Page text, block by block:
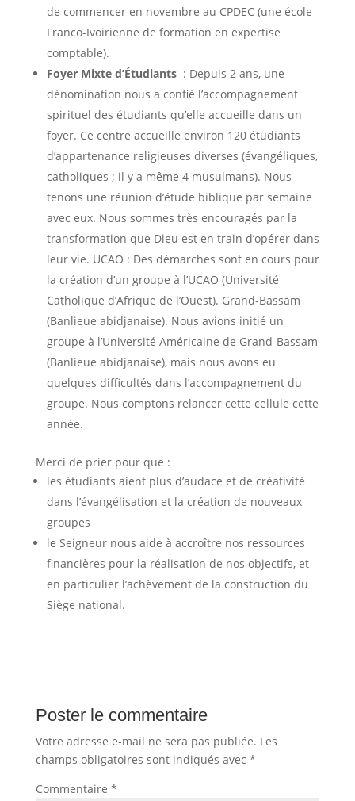
de commencer en novembre au CPDEC (une école
Franco-Ivoirienne de formation en expertise
comptable).
Foyer Mixte d’Étudiants : Depuis 2 ans, une
dénomination nous a confié l’accompagnement
spirituel des étudiants qu’elle accueille dans un
foyer. Ce centre accueille environ 120 étudiants
d’appartenance religieuses diverses (évangéliques,
catholiques ; il y a même 4 musulmans). Nous
tenons une réunion d’étude biblique par semaine
avec eux. Nous sommes très encouragés par la
transformation que Dieu est en train d’opérer dans
leur vie. UCAO : Des démarches sont en cours pour
la création d’un groupe à l’UCAO (Université
Catholique d’Afrique de l’Ouest). Grand-Bassam
(Banlieue abidjanaise). Nous avions initié un
groupe à l’Université Américaine de Grand-Bassam
(Banlieue abidjanaise), mais nous avons eu
quelques difficultés dans l’accompagnement du
groupe. Nous comptons relancer cette cellule cette
année.
Merci de prier pour que :
les étudiants aient plus d’audace et de créativité
dans l’évangélisation et la création de nouveaux
groupes
le Seigneur nous aide à accroître nos ressources
financières pour la réalisation de nos objectifs, et
en particulier l’achèvement de la construction du
Siège national.
Poster le commentaire
Votre adresse e-mail ne sera pas publiée. Les
champs obligatoires sont indiqués avec *
Commentaire *